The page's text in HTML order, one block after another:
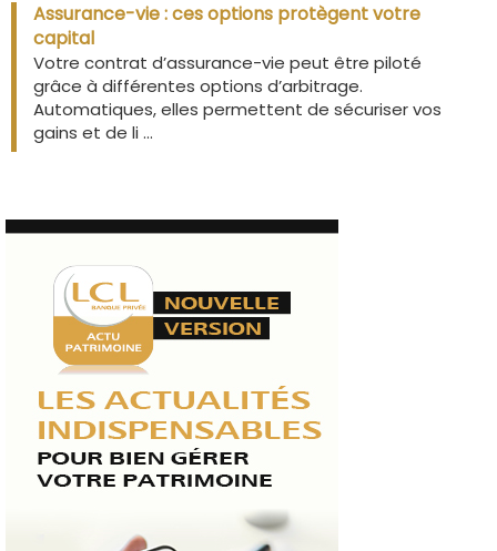
Assurance-vie : ces options protègent votre
capital
Votre contrat d’assurance-vie peut être piloté
grâce à différentes options d’arbitrage.
Automatiques, elles permettent de sécuriser vos
gains et de li ...